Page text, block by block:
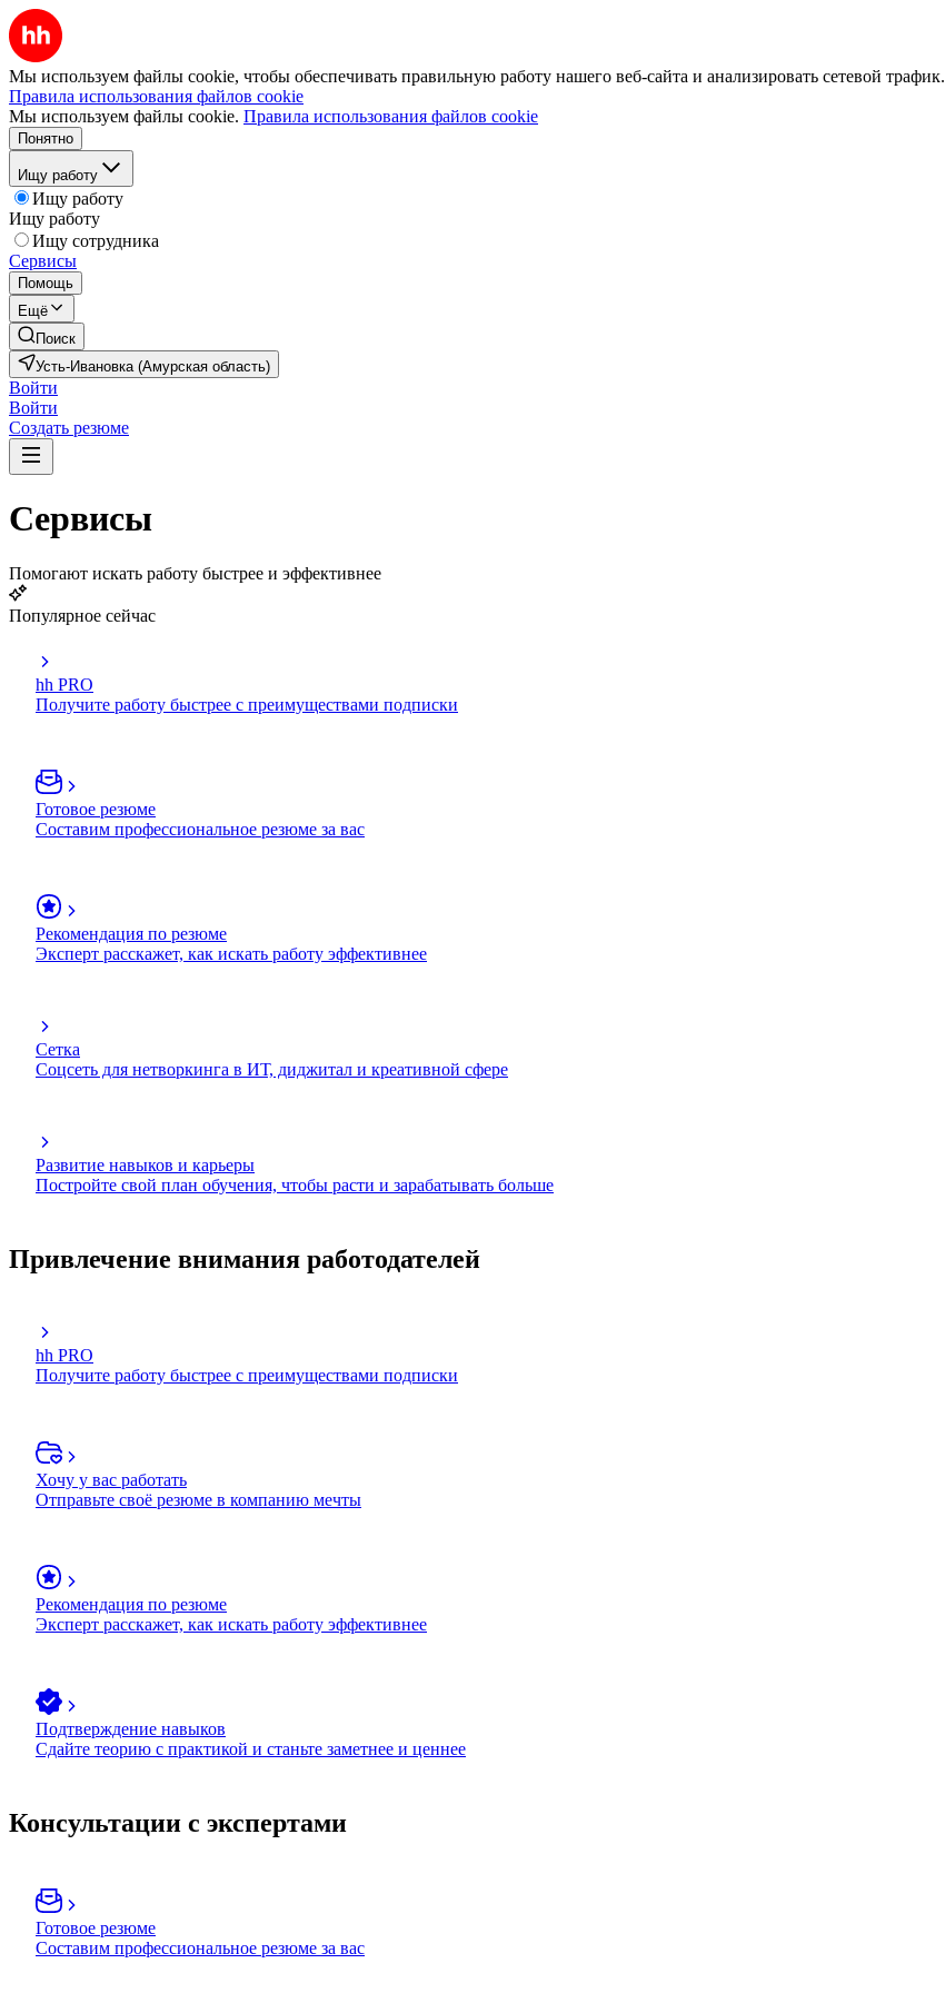
Мы используем файлы cookie, чтобы обеспечивать правильную работу нашего веб-сайта и анализировать сетевой трафик.
Правила использования файлов cookie
Мы используем файлы cookie. Правила использования файлов cookie
Понятно
Ищу работу
Ищу работу
Ищу работу
Ищу сотрудника
Сервисы
Помощь
Ещё
Поиск
Усть-Ивановка (Амурская область)
Войти
Войти
Создать резюме
Сервисы
Помогают искать работу быстрее и эффективнее
Популярное сейчас
hh PRO
Получите работу быстрее с преимуществами подписки
Готовое резюме
Составим профессиональное резюме за вас
Рекомендация по резюме
Эксперт расскажет, как искать работу эффективнее
Сетка
Соцсеть для нетворкинга в ИТ, диджитал и креативной сфере
Развитие навыков и карьеры
Постройте свой план обучения, чтобы расти и зарабатывать больше
Привлечение внимания работодателей
hh PRO
Получите работу быстрее с преимуществами подписки
Хочу у вас работать
Отправьте своё резюме в компанию мечты
Рекомендация по резюме
Эксперт расскажет, как искать работу эффективнее
Подтверждение навыков
Сдайте теорию с практикой и станьте заметнее и ценнее
Консультации с экспертами
Готовое резюме
Составим профессиональное резюме за вас